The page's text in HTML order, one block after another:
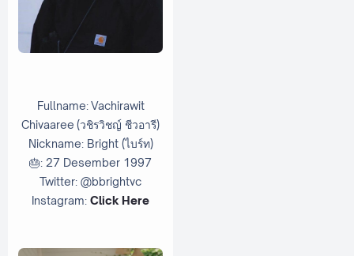
Fullname:Vachirawit
Chivaaree (วชิรวิชญ์ ชีวอารี)
Nickname: Bright (ไบร์ท)
🎂: 27 Desember 1997
Twitter: @bbrightvc
Instagram: Click Here